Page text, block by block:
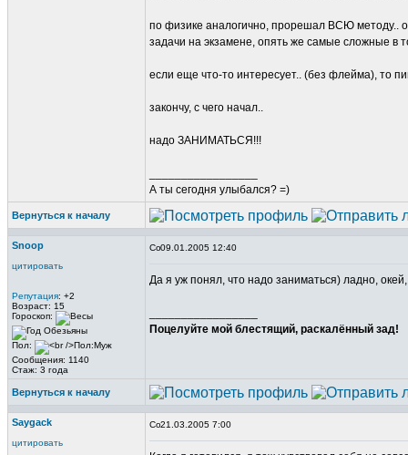
по физике аналогично, прорешал ВСЮ методу..
задачи на экзамене, опять же самые сложные
если еще что-то интересует.. (без флейма), то
закончу, с чего начал..
надо ЗАНИМАТЬСЯ!!!
А ты сегодня улыбался? =)
Вернуться к началу
Snoop
цитировать
Репутация: +2
Возраст: 15
Гороскоп:
Пол:
Сообщения: 1140
Стаж: 3 года
09.01.2005 12:40
Да я уж понял, что надо заниматься) ладно,
Поцелуйте мой блестящий, раскалённый зад!
Вернуться к началу
Saygack
цитировать
21.03.2005 7:00